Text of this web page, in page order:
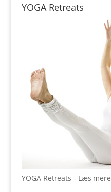
YOGA Retreats
YOGA Retreats - Læs mere